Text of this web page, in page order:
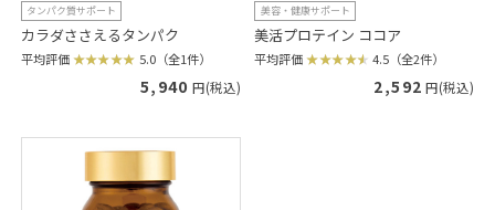
タンパク質サポート
カラダささえるタンパク
平均評価 5.0（全1件）
5,940 円(税込)
美容・健康サポート
美活プロテイン ココア
平均評価 4.5（全2件）
2,592 円(税込)